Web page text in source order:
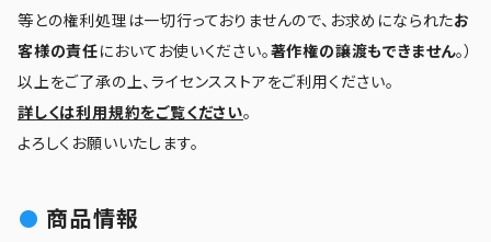
等との権利処理は一切行っておりませんので、お求めになられたお
客様の責任においてお使いください。著作権の譲渡もできません。）
以上をご了承の上、ライセンスストアをご利用ください。
詳しくは利用規約をご覧ください。
よろしくお願いいたします。
商品情報